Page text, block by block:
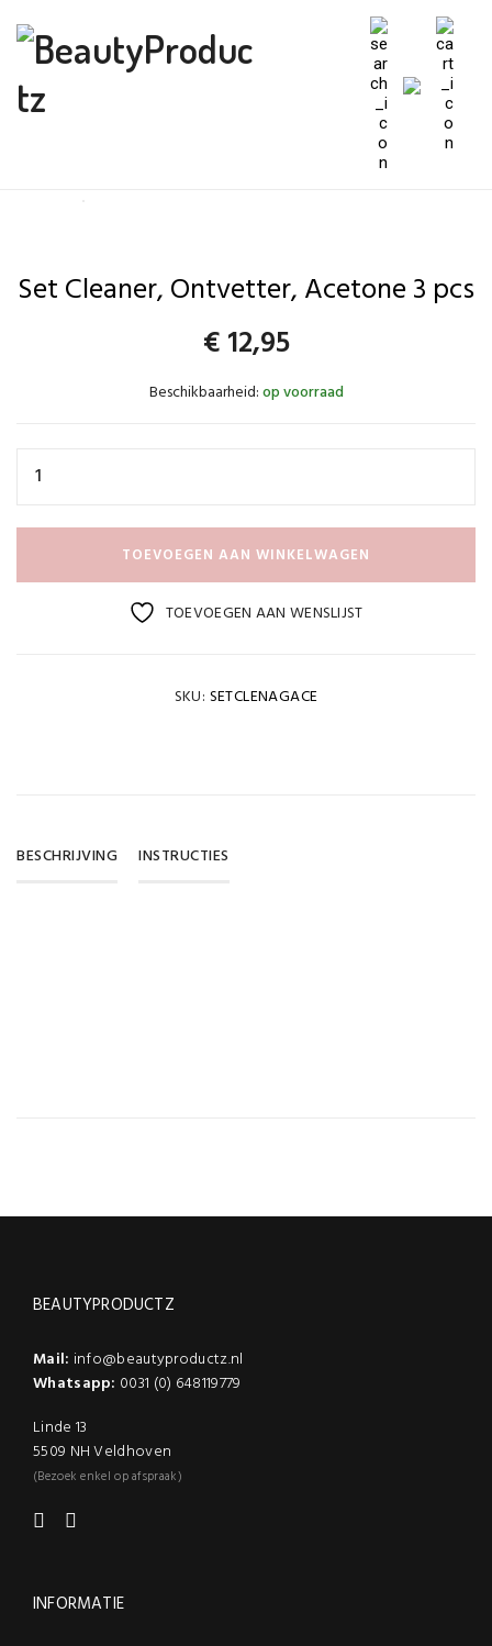
Set Cleaner, Ontvetter, Acetone 3 pcs
€12,95
Beschikbaarheid:op voorraad
TOEVOEGEN AAN WINKELWAGEN
TOEVOEGEN AAN WENSLIJST
SKU: SETCLENAGACE
BESCHRIJVING INSTRUCTIES
BEAUTYPRODUCTZ
Mail: info@beautyproductz.nl
Whatsapp: 0031 (0) 648119779
Linde 13
5509 NH Veldhoven
(Bezoek enkel op afspraak)
INFORMATIE